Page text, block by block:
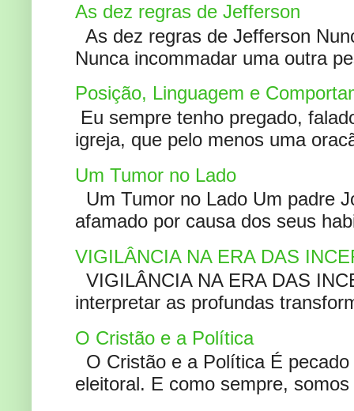
As dez regras de Jefferson
As dez regras de Jefferson
Nunca incommadar uma outra
Posição, Linguagem e
Eu sempre tenho pregado,
igreja, que pelo menos uma
Um Tumor no Lado
Um Tumor no Lado Um padre
afamado por causa dos seus
VIGILÂNCIA NA ERA DAS
VIGILÂNCIA NA ERA DAS
interpretar as profundas
O Cristão e a Política
O Cristão e a Política É
eleitoral. E como sempre,